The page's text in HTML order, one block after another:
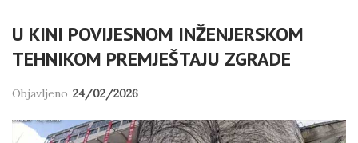
U KINI POVIJESNOM INŽENJERSKOM
TEHNIKOM PREMJEŠTAJU ZGRADE
Objavljeno 24/02/2026